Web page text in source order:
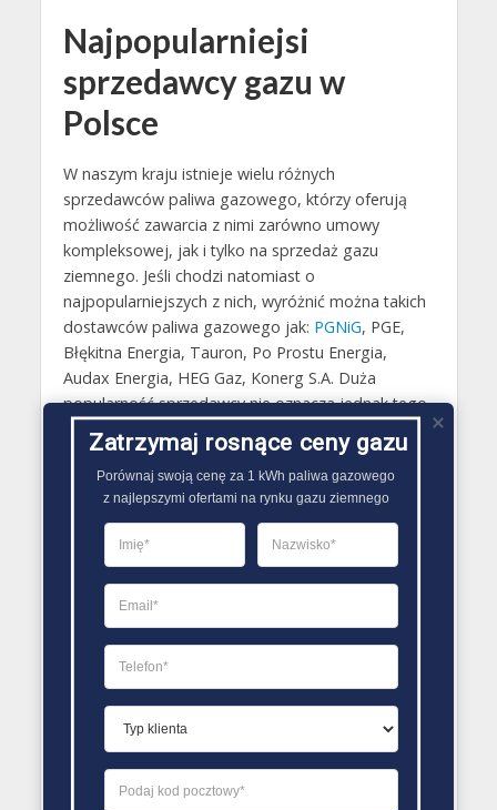
Najpopularniejsi
sprzedawcy gazu w
Polsce
W naszym kraju istnieje wielu różnych
sprzedawców paliwa gazowego, którzy oferują
możliwość zawarcia z nimi zarówno umowy
kompleksowej, jak i tylko na sprzedaż gazu
ziemnego. Jeśli chodzi natomiast o
najpopularniejszych z nich, wyróżnić można takich
dostawców paliwa gazowego jak: PGNiG, PGE,
Błękitna Energia, Tauron, Po Prostu Energia,
Audax Energia, HEG Gaz, Konerg S.A. Duża
popularność sprzedawcy nie oznacza jednak tego,
że zapewnia on najlepsze ceny paliwa gazowego.
W wielu sytuacjach jest nawet wręcz inaczej. W
związku z tym przed zmianą sprzedawcy gazu
ziemnego należy zawsze szczegółowo sprawdzić
oferty co najmniej kilku firm działających na
polskim rynku, używając do tego na przykład
porównywarki udostępniane w sieci..
PORÓWNYWARKA OFERT GAZU
Zatrzymaj rosnące ceny gazu
Porównaj swoją cenę za 1 kWh paliwa gazowego
z najlepszymi ofertami na rynku gazu ziemnego